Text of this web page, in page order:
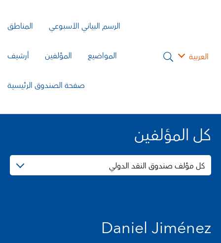
العربية
الرسم البياني الأسبوعي المناطق
المواضيع المؤلفين أرشيف
صفحة الصندوق الرئيسية
كل المؤلفين
كل مؤلف صندوق النقد الدولي
Daniel Jiménez